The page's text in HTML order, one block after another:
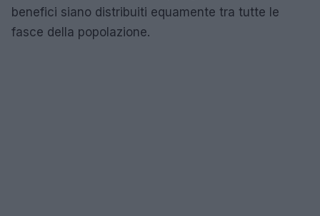
benefici siano distribuiti equamente tra tutte le
fasce della popolazione.